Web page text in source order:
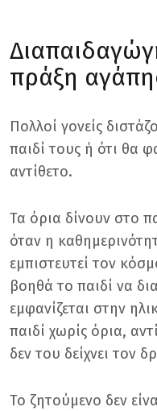
πράξη
Πολλοί γονείς
παιδί τους ή ότι θα
αντίθετο.
Τα όρια δίνουν στο
όταν η
εμπιστευτεί τον
βοηθά το παιδί να
εμφανίζεται στην
παιδί χωρίς όρια,
δεν του δείχνει τον
Το ζητούμενο δεν